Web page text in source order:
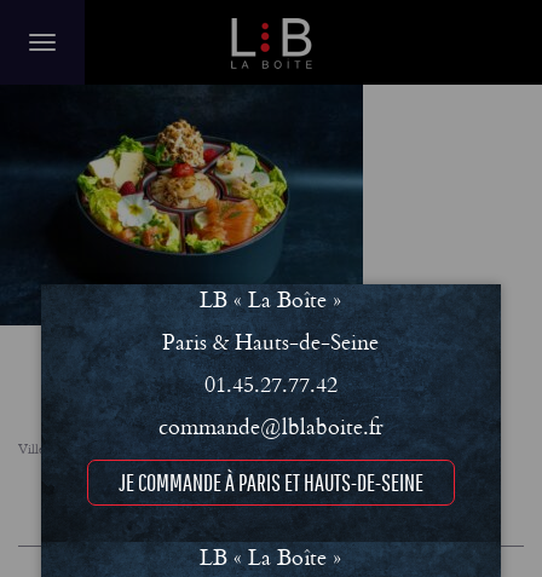
merveille 2
Villes FAQ Le concept
Notre engagement RSE
Conditions Générales de Vente (CGV)
Mentions légales et Politique de confidentialité
LB « La Boîte »
Paris & Hauts-de-Seine
01.45.27.77.42
commande@lblaboite.fr
JE COMMANDE À PARIS ET HAUTS-DE-SEINE
LB « La Boîte »